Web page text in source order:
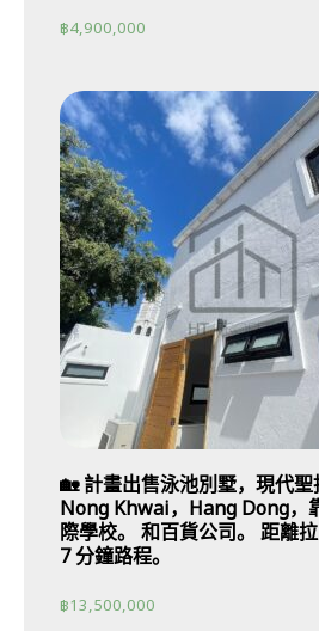
฿4,900,000
🏡 計畫出售泳池別墅，現代聖
Nong Khwai，Hang Dong，
際學校。 和百貨公司。 距離
7 分鐘路程。
฿13,500,000